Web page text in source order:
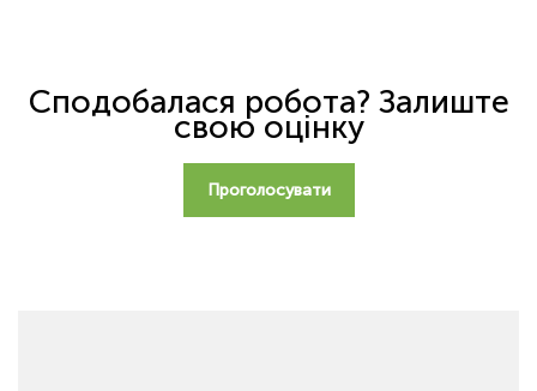
Сподобалася робота? Залиште
свою оцінку
Проголосувати